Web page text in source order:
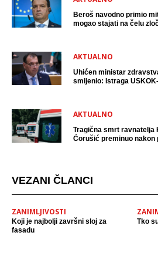
Beroš navodno primio
mogao stajati na čelu
AKTUALNO
Uhićen ministar
smijenio: Istraga
AKTUALNO
Tragična smrt ravnatelja
Ćorušić preminuo nakon
VEZANI ČLANCI
ZANIMLJIVOSTI
Koji je najbolji završni sloj za
fasadu
Tko